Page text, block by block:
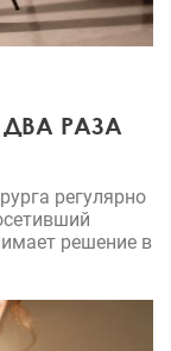
РАЗА
регулярно
решение в